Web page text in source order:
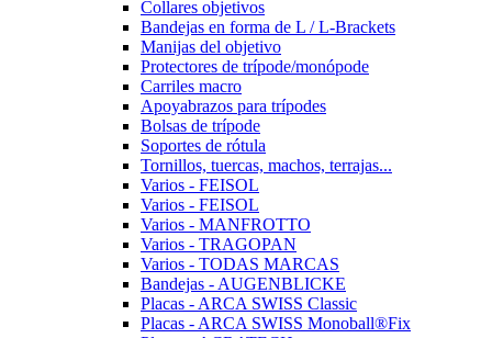
Collares objetivos
Bandejas en forma de L / L-Brackets
Manijas del objetivo
Protectores de trípode/monópode
Carriles macro
Apoyabrazos para trípodes
Bolsas de trípode
Soportes de rótula
Tornillos, tuercas, machos, terrajas...
Varios - FEISOL
Varios - FEISOL
Varios - MANFROTTO
Varios - TRAGOPAN
Varios - TODAS MARCAS
Bandejas - AUGENBLICKE
Placas - ARCA SWISS Classic
Placas - ARCA SWISS Monoball®Fix